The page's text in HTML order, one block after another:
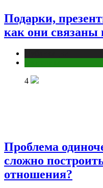
Подарки,
как они связаны
4
Проблема
сложно
отношения?